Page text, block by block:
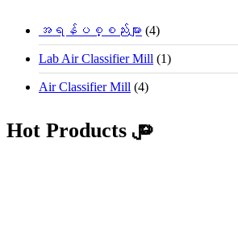
အရန်ပစ္စည်းများ (4)
Lab Air Classifier Mill (1)
Air Classifier Mill (4)
Hot Products များ